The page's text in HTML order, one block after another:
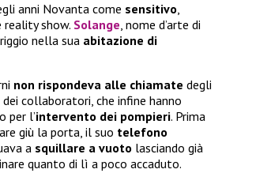
anni Novanta come sensitivo,
reality show. Solange, nome d’arte di
nella sua abitazione di
non rispondeva alle chiamate degli
dei collaboratori, che infine hanno
per l’intervento dei pompieri. Prima
giù la porta, il suo telefono
a squillare a vuoto lasciando già
quanto di lì a poco accaduto.